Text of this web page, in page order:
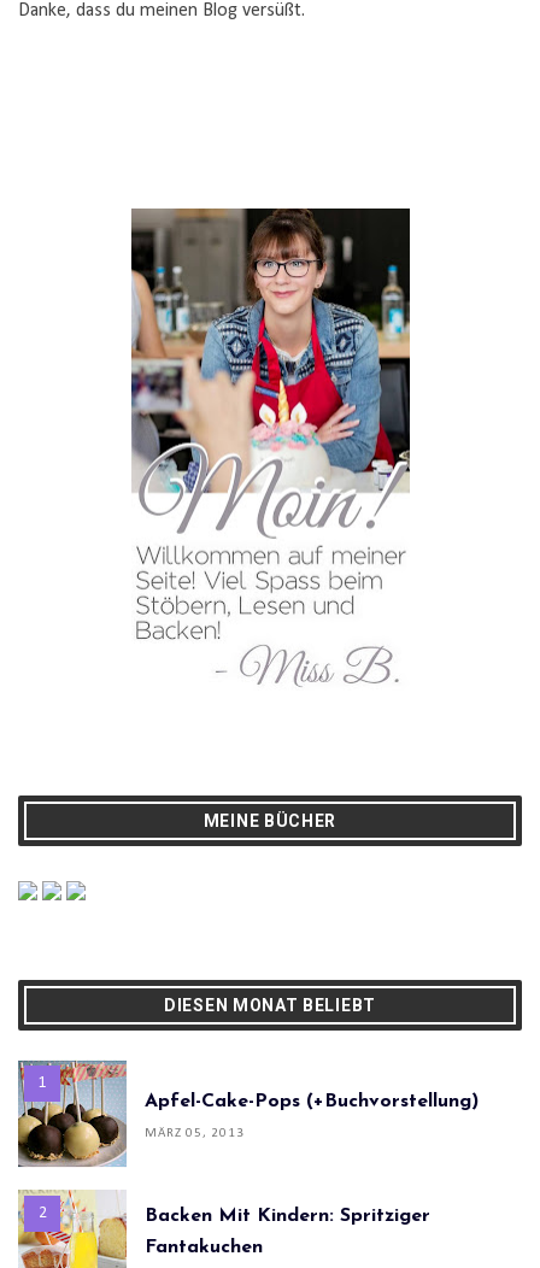
Danke, dass du meinen Blog versüßt.
MEINE BÜCHER
DIESEN MONAT BELIEBT
Apfel-Cake-Pops (+Buchvorstellung)
MÄRZ 05, 2013
Backen Mit Kindern: Spritziger
Fantakuchen